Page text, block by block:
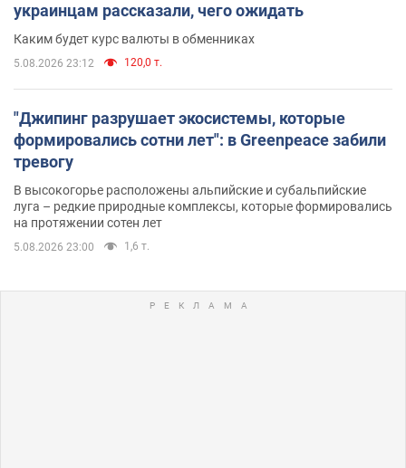
украинцам рассказали, чего ожидать
Каким будет курс валюты в обменниках
5.08.2026 23:12 120,0 т.
"Джипинг разрушает экосистемы, которые
формировались сотни лет": в Greenpeace забили
тревогу
В высокогорье расположены альпийские и субальпийские
луга – редкие природные комплексы, которые формировались
на протяжении сотен лет
5.08.2026 23:00 1,6 т.